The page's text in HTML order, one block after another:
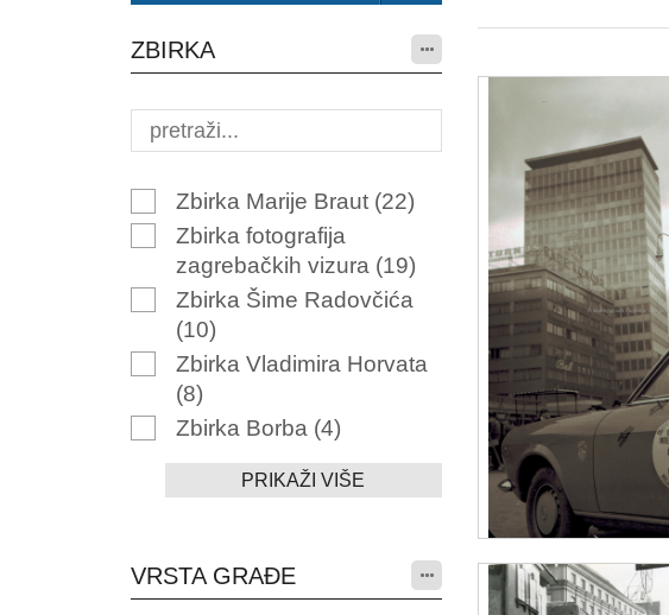
ZBIRKA
Zbirka Marije Braut (22)
Zbirka fotografija
zagrebačkih vizura (19)
Zbirka Šime Radovčića
(10)
Zbirka Vladimira Horvata
(8)
Zbirka Borba (4)
PRIKAŽI VIŠE
VRSTA GRAĐE